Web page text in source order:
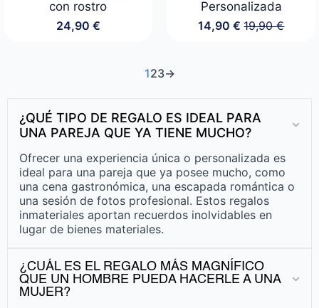
con rostro
24,90 €
Personalizada
19,90€
El
14,90 € El
123→
¿QUÉ TIPO DE REGALO ES IDEAL PARA
UNA PAREJA QUE YA TIENE MUCHO?
Ofrecer una experiencia única o personalizada es
ideal para una pareja que ya posee mucho, como
una cena gastronómica, una escapada romántica o
una sesión de fotos profesional. Estos regalos
inmateriales aportan recuerdos inolvidables en
lugar de bienes materiales.
¿CUÁL ES EL REGALO MÁS MAGNÍFICO
QUE UN HOMBRE PUEDA HACERLE A UNA
MUJER?